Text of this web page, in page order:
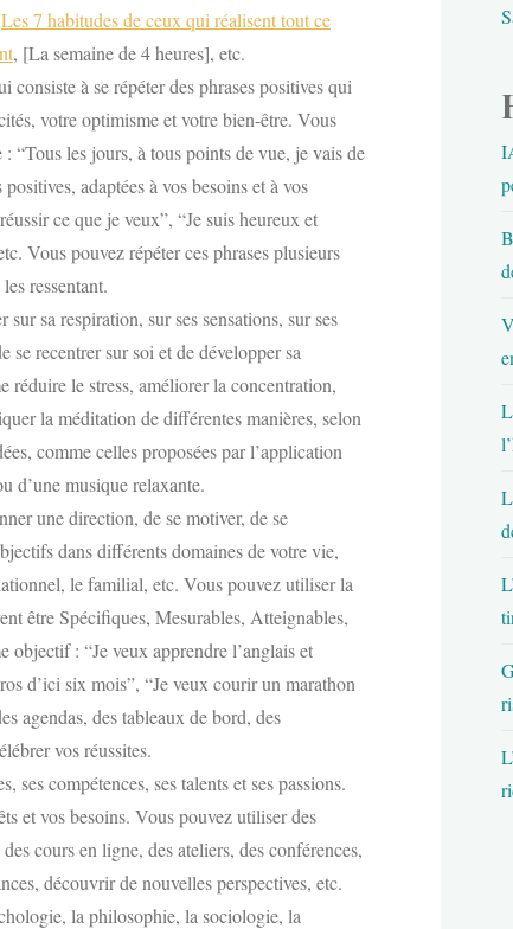
Les 7 habitudes de ceux qui réalisent tout ce
, [La semaine de 4 heures], etc.
consiste à se répéter des phrases positives qui
votre optimisme et votre bien-être. Vous
“Tous les jours, à tous points de vue, je vais de
adaptées à vos besoins et à vos
ce que je veux”, “Je suis heureux et
Vous pouvez répéter ces phrases plusieurs
ressentant.
sa respiration, sur ses sensations, sur ses
se recentrer sur soi et de développer sa
le stress, améliorer la concentration,
la méditation de différentes manières, selon
comme celles proposées par l’application
d’une musique relaxante.
une direction, de se motiver, de se
dans différents domaines de votre vie,
le familial, etc. Vous pouvez utiliser la
être Spécifiques, Mesurables, Atteignables,
objectif : “Je veux apprendre l’anglais et
d’ici six mois”, “Je veux courir un marathon
agendas, des tableaux de bord, des
vos réussites.
ses compétences, ses talents et ses passions.
et vos besoins. Vous pouvez utiliser des
cours en ligne, des ateliers, des conférences,
découvrir de nouvelles perspectives, etc.
la philosophie, la sociologie, la